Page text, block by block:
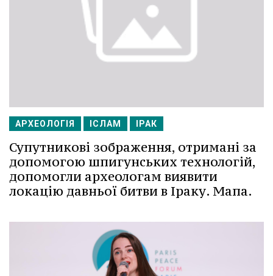
АРХЕОЛОГІЯ ІСЛАМ ІРАК
Супутникові зображення, отримані за
допомогою шпигунських технологій,
допомогли археологам виявити
локацію давньої битви в Іраку. Мапа.